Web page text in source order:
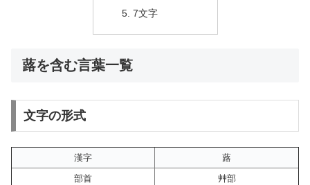
7文字
蕗を含む言葉一覧
文字の形式
漢字
蕗
部首
艸部